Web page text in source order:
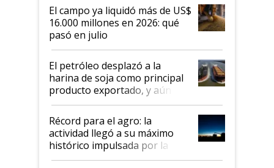
El campo ya liquidó más de US$
16.000 millones en 2026: qué
pasó en julio
El petróleo desplazó a la
harina de soja como principal
producto exportado, y aún así
el agro aportó casi seis de cada
diez dólares y sostuvo el
liderazgo en un semestre
récord
Récord para el agro: la
actividad llegó a su máximo
histórico impulsada por la
cosecha y las exportaciones